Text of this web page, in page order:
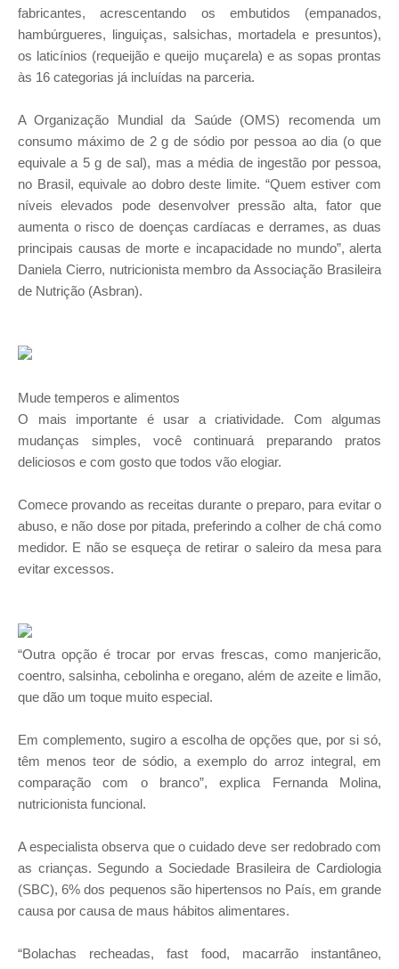
fabricantes, acrescentando os embutidos (empanados,
hambúrgueres, linguiças, salsichas, mortadela e presuntos),
os laticínios (requeijão e queijo muçarela) e as sopas prontas
às 16 categorias já incluídas na parceria.
A Organização Mundial da Saúde (OMS) recomenda um
consumo máximo de 2 g de sódio por pessoa ao dia (o que
equivale a 5 g de sal), mas a média de ingestão por pessoa,
no Brasil, equivale ao dobro deste limite. “Quem estiver com
níveis elevados pode desenvolver pressão alta, fator que
aumenta o risco de doenças cardíacas e derrames, as duas
principais causas de morte e incapacidade no mundo”, alerta
Daniela Cierro, nutricionista membro da Associação Brasileira
de Nutrição (Asbran).
Mude temperos e alimentos
O mais importante é usar a criatividade. Com algumas
mudanças simples, você continuará preparando pratos
deliciosos e com gosto que todos vão elogiar.
Comece provando as receitas durante o preparo, para evitar o
abuso, e não dose por pitada, preferindo a colher de chá como
medidor. E não se esqueça de retirar o saleiro da mesa para
evitar excessos.
“Outra opção é trocar por ervas frescas, como manjericão,
coentro, salsinha, cebolinha e oregano, além de azeite e limão,
que dão um toque muito especial.
Em complemento, sugiro a escolha de opções que, por si só,
têm menos teor de sódio, a exemplo do arroz integral, em
comparação com o branco”, explica Fernanda Molina,
nutricionista funcional.
A especialista observa que o cuidado deve ser redobrado com
as crianças. Segundo a Sociedade Brasileira de Cardiologia
(SBC), 6% dos pequenos são hipertensos no País, em grande
causa por causa de maus hábitos alimentares.
“Bolachas recheadas, fast food, macarrão instantâneo,